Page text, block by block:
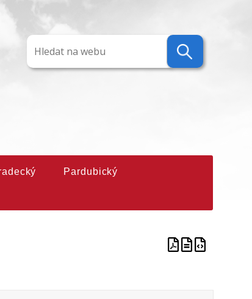
Pardubický